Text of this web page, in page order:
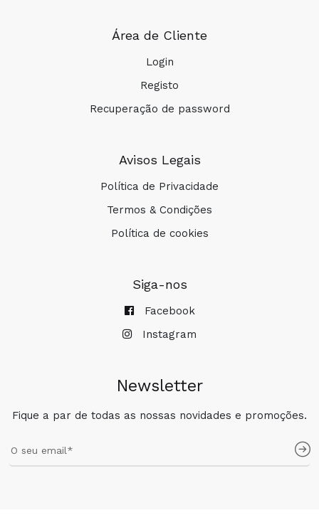
Área de Cliente
Login
Registo
Recuperação de password
Avisos Legais
Política de Privacidade
Termos & Condições
Política de cookies
Siga-nos
Facebook
Instagram
Newsletter
Fique a par de todas as nossas novidades e promoções.